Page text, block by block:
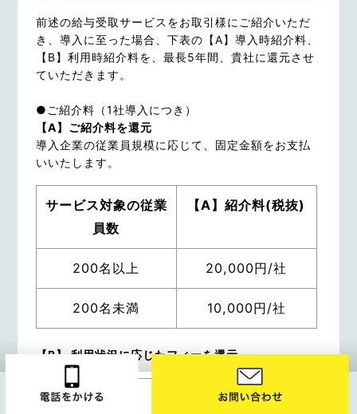
前述の給与受取サービスをお取引様にご紹介いただ
き、導入に至った場合、下表の【A】導入時紹介料、
【B】利用時紹介料を、最長5年間、貴社に還元させ
ていただきます。
●ご紹介料（1社導入につき）
【A】ご紹介料を還元
導入企業の従業員規模に応じて、固定金額をお支払
いいたします。
サービス対象の従業
員数
【A】紹介料(税抜)
200名以上 20,000円/社
200名未満 10,000円/社
【B】 利用状況に応じたフィーを還元
発生単位 【B】紹介料(税抜)